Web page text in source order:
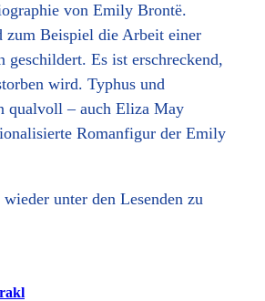
von Emily Brontë.
Beispiel die Arbeit einer
geschildert. Es ist erschreckend,
wird. Typhus und
qualvoll – auch Eliza May
Romanfigur der Emily
unter den Lesenden zu